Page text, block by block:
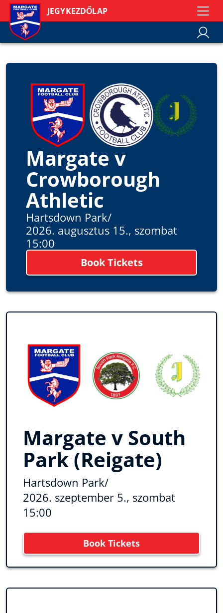
JEGYKEZDŐLAP
Margate v
Crowborough
Athletic
Hartsdown Park/
2026. augusztus 15., szombat
15:00
Book Tickets
Margate v South
Park (Reigate)
Hartsdown Park/
2026. szeptember 5., szombat
15:00
Book Tickets